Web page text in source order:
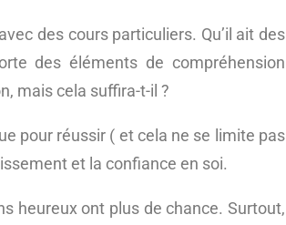
des cours particuliers. Qu’il ait des
des éléments de compréhension
mais cela suffira-t-il ?
pour réussir ( et cela ne se limite pas
et la confiance en soi.
heureux ont plus de chance. Surtout,